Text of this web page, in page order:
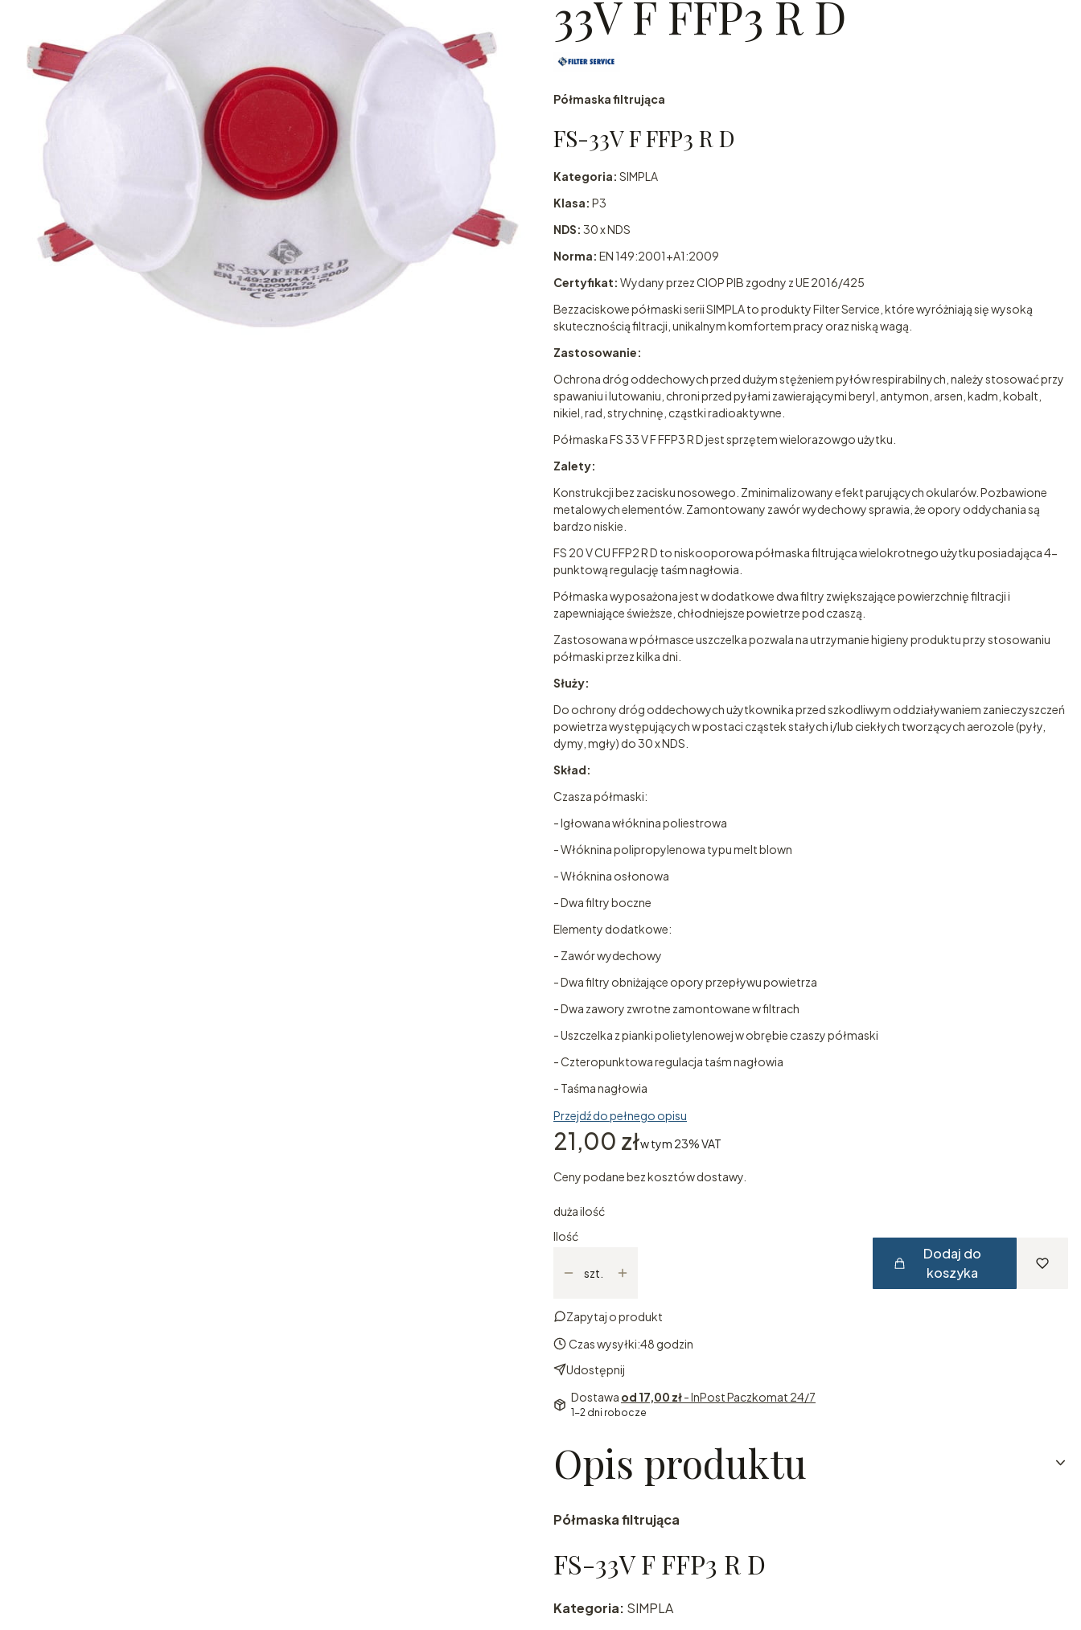
33V F FFP3 R D
Półmaska filtrująca
FS-33V F FFP3 R D
Kategoria: SIMPLA
Klasa: P3
NDS: 30 x NDS
Norma: EN 149:2001+A1:2009
Certyfikat: Wydany przez CIOP PIB zgodny z UE 2016/425
Bezzaciskowe półmaski serii SIMPLA to produkty Filter Service, które wyróżniają się wysoką
skutecznością filtracji, unikalnym komfortem pracy oraz niską wagą.
Zastosowanie:
Ochrona dróg oddechowych przed dużym stężeniem pyłów respirabilnych, należy stosować przy
spawaniu i lutowaniu, chroni przed pyłami zawierającymi beryl, antymon, arsen, kadm, kobalt,
nikiel, rad, strychninę, cząstki radioaktywne.
Półmaska FS 33 V F FFP3 R D jest sprzętem wielorazowgo użytku.
Zalety:
Konstrukcji bez zacisku nosowego. Zminimalizowany efekt parujących okularów. Pozbawione
metalowych elementów. Zamontowany zawór wydechowy sprawia, że opory oddychania są
bardzo niskie.
FS 20 V CU FFP2 R D to niskooporowa półmaska filtrująca wielokrotnego użytku posiadająca 4-
punktową regulację taśm nagłowia.
Półmaska wyposażona jest w dodatkowe dwa filtry zwiększające powierzchnię filtracji i
zapewniające świeższe, chłodniejsze powietrze pod czaszą.
Zastosowana w półmasce uszczelka pozwala na utrzymanie higieny produktu przy stosowaniu
półmaski przez kilka dni.
Służy:
Do ochrony dróg oddechowych użytkownika przed szkodliwym oddziaływaniem zanieczyszczeń
powietrza występujących w postaci cząstek stałych i/lub ciekłych tworzących aerozole (pyły,
dymy, mgły) do 30 x NDS.
Skład:
Czasza półmaski:
- Igłowana włóknina poliestrowa
- Włóknina polipropylenowa typu melt blown
- Włóknina osłonowa
- Dwa filtry boczne
Elementy dodatkowe:
- Zawór wydechowy
- Dwa filtry obniżające opory przepływu powietrza
- Dwa zawory zwrotne zamontowane w filtrach
- Uszczelka z pianki polietylenowej w obrębie czaszy półmaski
- Czteropunktowa regulacja taśm nagłowia
- Taśma nagłowia
Przejdź do pełnego opisu
Cena
21,00 złw tym 23% VAT
w tym 23%VAT
Ceny podane bez kosztów dostawy.
duża ilość
Ilość
szt.
Dodaj do
koszyka
Zapytaj o produkt
Czas wysyłki:48 godzin
Udostępnij
Dostawa od 17,00 zł- InPost Paczkomat 24/7
1-2 dni robocze
Opis produktu
Półmaska filtrująca
FS-33V F FFP3 R D
Kategoria: SIMPLA